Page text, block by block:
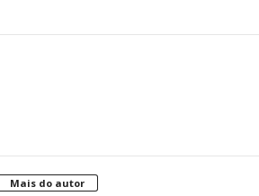
Mais do autor